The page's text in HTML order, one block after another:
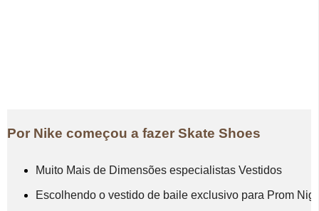
Por Nike começou a fazer Skate Shoes
Muito Mais de Dimensões especialistas Vestidos
Escolhendo o vestido de baile exclusivo para Prom